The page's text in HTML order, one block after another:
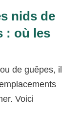
nids de
: où les
ou de guêpes, il
Voici